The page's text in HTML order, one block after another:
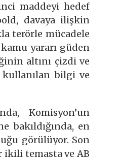
maddeyi hedef
davaya ilişkin
terörle mücadele
yararı güden
altını çizdi ve
kullanılan bilgi ve
Komisyon’un
bakıldığında, en
görülüyor. Son
ikili temasta ve AB